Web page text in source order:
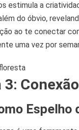
estimula a
do óbvio,
ao te conectar
uma vez por
Espelho